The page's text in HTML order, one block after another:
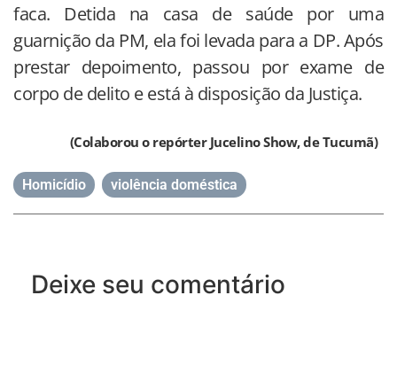
faca. Detida na casa de saúde por uma
guarnição da PM, ela foi levada para a DP. Após
prestar depoimento, passou por exame de
corpo de delito e está à disposição da Justiça.
(Colaborou o repórter Jucelino Show, de Tucumã)
Homicídio violência doméstica
Deixe seu comentário